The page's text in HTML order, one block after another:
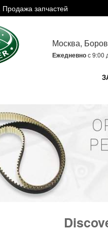
Продажа запчастей
Москва,
Ежедневнос 9:00